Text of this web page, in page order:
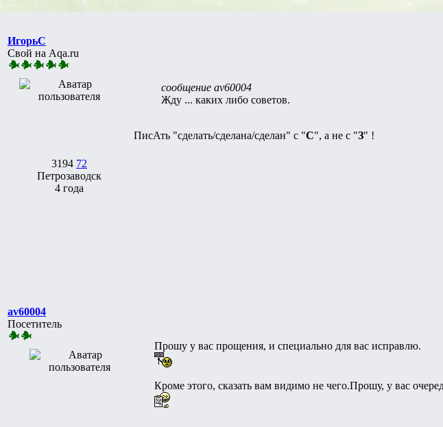
ИгорьC
Свой на Aqa.ru
3194 72
Петрозаводск
4 года
сообщение av60004
Жду ... каких либо советов.
ПисАть "сделать/сделана/сделан" с "С", а не с "З" !
av60004
Посетитель
Прошу у вас прощения, и специально для вас исправлю.
Кроме этого, сказать вам видимо не чего.Прошу, у вас